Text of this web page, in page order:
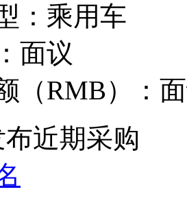
： 乘用车
面议
（RMB）：
布近期采购